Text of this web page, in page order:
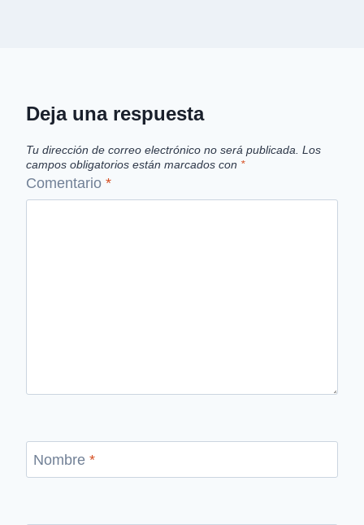
Deja una respuesta
Tu dirección de correo electrónico no será publicada. Los
campos obligatorios están marcados con *
Comentario *
Nombre *